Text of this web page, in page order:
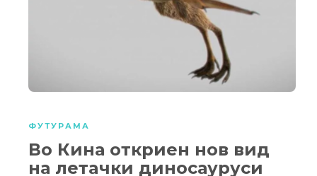
ФУТУРАМА
Во Кина откриен нов вид
на летaчки диносауруси